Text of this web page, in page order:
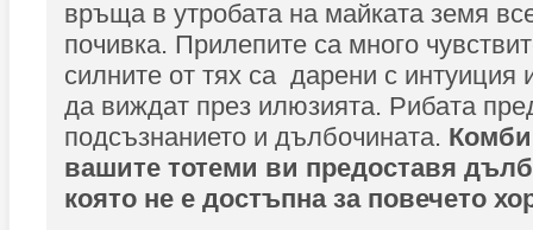
връща в утробата на майката земя
почивка. Прилепите са много
силните от тях са дарени с интуиция
да виждат през илюзията. Рибата
подсъзнанието и дълбочината.
вашите тотеми ви предоставя
която не е достъпна за повечето